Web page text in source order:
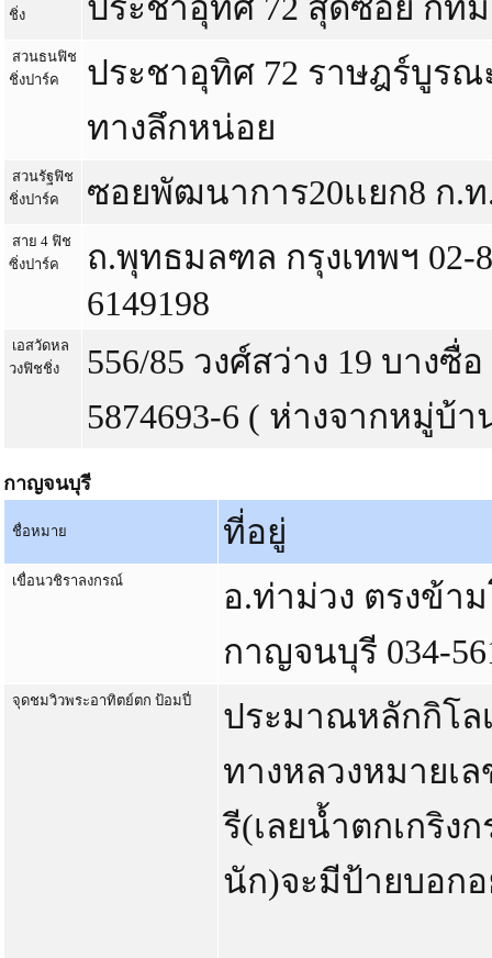
ชิ่ง
ประชาอุทิศ 72 สุดซอย กทม.
สวนธนฟิช
ชิ่งปาร์ค
ประชาอุทิศ 72 ราษฎร์บูรณ
ทางลึกหน่อย
สวนรัฐฟิช
ชิ่งปาร์ค
ซอยพัฒนาการ20เเยก8 ก.ท
สาย 4 ฟิช
ซิ่งปาร์ค
ถ.พุทธมลฑล กรุงเทพฯ 02-
6149198
เอสวัดหล
วงฟิชชิ่ง
556/85 วงศ์สว่าง 19 บางซื่
5874693-6 ( ห่างจากหมู่บ้า
กาญจนบุรี
ชื่อหมาย ที่อยู่
เขื่อนวชิราลงกรณ์
อ.ท่าม่วง ตรงข้า
กาญจนบุรี 034-
จุดชมวิวพระอาทิตย์ตก ป้อมปี่
ประมาณหลักกิโล
ทางหลวงหมายเ
รี(เลยน้ำตกเกริง
นัก)จะมีป้ายบอก